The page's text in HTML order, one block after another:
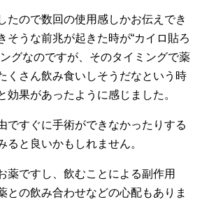
たので数回の使用感しかお伝えでき
そうな前兆が起きた時が“カイロ貼ろ
グなのですが、そのタイミングで薬
くさん飲み食いしそうだなという時
効果があったように感じました。
ですぐに手術ができなかったりする
ると良いかもしれません。
薬ですし、飲むことによる副作用
との飲み合わせなどの心配もありま